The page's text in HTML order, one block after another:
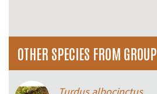
OTHER SPECIES FROM GROUP
Turdus albocinctus